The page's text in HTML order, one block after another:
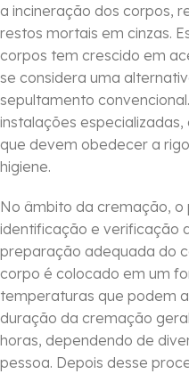
a incineração dos corpos,
restos mortais em cinzas.
corpos tem crescido em
se considera uma
sepultamento
instalações
que devem obedecer a
higiene.
No âmbito da cremação, o
identificação e verificação
preparação adequada do
corpo é colocado em um
temperaturas que podem
duração da cremação
horas, dependendo de
pessoa. Depois desse